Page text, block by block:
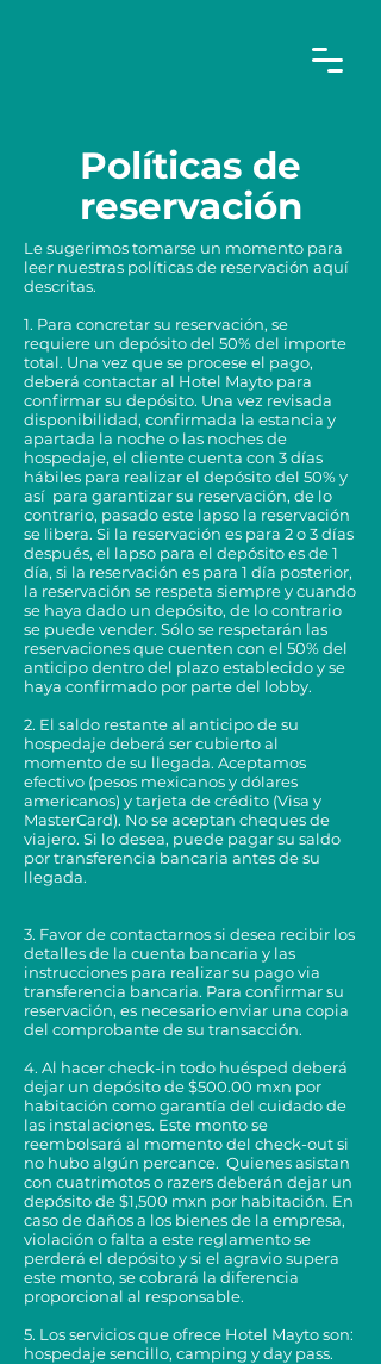
Políticas de
reservación
Le sugerimos tomarse un momento para
leer nuestras políticas de reservación aquí
descritas.
1. Para concretar su reservación, se
requiere un depósito del 50% del importe
total. Una vez que se procese el pago,
deberá contactar al Hotel Mayto para
confirmar su depósito. Una vez revisada
disponibilidad, confirmada la estancia y
apartada la noche o las noches de
hospedaje, el cliente cuenta con 3 días
hábiles para realizar el depósito del 50% y
así para garantizar su reservación, de lo
contrario, pasado este lapso la reservación
se libera. Si la reservación es para 2 o 3 días
después, el lapso para el depósito es de 1
día, si la reservación es para 1 día posterior,
la reservación se respeta siempre y cuando
se haya dado un depósito, de lo contrario
se puede vender. Sólo se respetarán las
reservaciones que cuenten con el 50% del
anticipo dentro del plazo establecido y se
haya confirmado por parte del lobby.
2. El saldo restante al anticipo de su
hospedaje deberá ser cubierto al
momento de su llegada. Aceptamos
efectivo (pesos mexicanos y dólares
americanos) y tarjeta de crédito (Visa y
MasterCard). No se aceptan cheques de
viajero. Si lo desea, puede pagar su saldo
por transferencia bancaria antes de su
llegada.
3. Favor de contactarnos si desea recibir los
detalles de la cuenta bancaria y las
instrucciones para realizar su pago via
transferencia bancaria. Para confirmar su
reservación, es necesario enviar una copia
del comprobante de su transacción.
4. Al hacer check-in todo huésped deberá
dejar un depósito de $500.00 mxn por
habitación como garantía del cuidado de
las instalaciones. Este monto se
reembolsará al momento del check-out si
no hubo algún percance. Quienes asistan
con cuatrimotos o razers deberán dejar un
depósito de $1,500 mxn por habitación. En
caso de daños a los bienes de la empresa,
violación o falta a este reglamento se
perderá el depósito y si el agravio supera
este monto, se cobrará la diferencia
proporcional al responsable.
5. Los servicios que ofrece Hotel Mayto son:
hospedaje sencillo, camping y day pass.